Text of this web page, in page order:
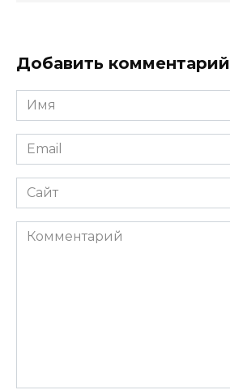
Добавить комментарий
Имя
Email
Сайт
Комментарий